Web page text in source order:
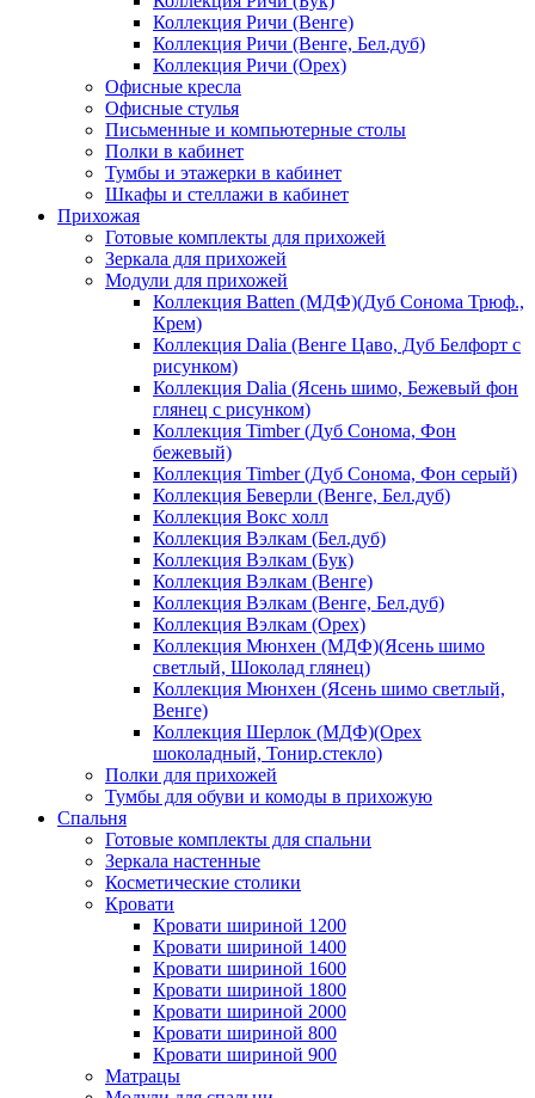
Коллекция Ричи (Венге)
Коллекция Ричи (Венге, Бел.дуб)
Коллекция Ричи (Орех)
Офисные кресла
Офисные стулья
Письменные и компьютерные столы
Полки в кабинет
Тумбы и этажерки в кабинет
Шкафы и стеллажи в кабинет
Прихожая
Готовые комплекты для прихожей
Зеркала для прихожей
Модули для прихожей
Коллекция Batten (МДФ)(Дуб Сонома Трюф.,
Крем)
Коллекция Dalia (Венге Цаво, Дуб Белфорт с
рисунком)
Коллекция Dalia (Ясень шимо, Бежевый фон
глянец с рисунком)
Коллекция Timber (Дуб Сонома, Фон
бежевый)
Коллекция Timber (Дуб Сонома, Фон серый)
Коллекция Беверли (Венге, Бел.дуб)
Коллекция Вокс холл
Коллекция Вэлкам (Бел.дуб)
Коллекция Вэлкам (Бук)
Коллекция Вэлкам (Венге)
Коллекция Вэлкам (Венге, Бел.дуб)
Коллекция Вэлкам (Орех)
Коллекция Мюнхен (МДФ)(Ясень шимо
светлый, Шоколад глянец)
Коллекция Мюнхен (Ясень шимо светлый,
Венге)
Коллекция Шерлок (МДФ)(Орех
шоколадный, Тонир.стекло)
Полки для прихожей
Тумбы для обуви и комоды в прихожую
Спальня
Готовые комплекты для спальни
Зеркала настенные
Косметические столики
Кровати
Кровати шириной 1200
Кровати шириной 1400
Кровати шириной 1600
Кровати шириной 1800
Кровати шириной 2000
Кровати шириной 800
Кровати шириной 900
Матрацы